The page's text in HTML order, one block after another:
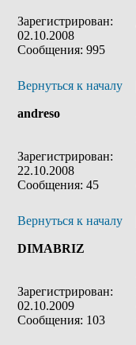
Зарегистрирован:
02.10.2008
Сообщения: 995
Вернуться к началу
andreso
Зарегистрирован:
22.10.2008
Сообщения: 45
Вернуться к началу
DIMABRIZ
Зарегистрирован:
02.10.2009
Сообщения: 103